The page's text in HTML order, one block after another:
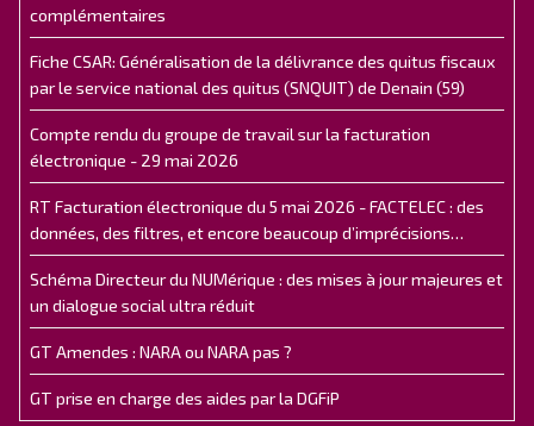
complémentaires
Fiche CSAR: Généralisation de la délivrance des quitus fiscaux
par le service national des quitus (SNQUIT) de Denain (59)
Compte rendu du groupe de travail sur la facturation
électronique - 29 mai 2026
RT Facturation électronique du 5 mai 2026 - FACTELEC : des
données, des filtres, et encore beaucoup d’imprécisions…
Schéma Directeur du NUMérique : des mises à jour majeures et
un dialogue social ultra réduit
GT Amendes : NARA ou NARA pas ?
GT prise en charge des aides par la DGFiP